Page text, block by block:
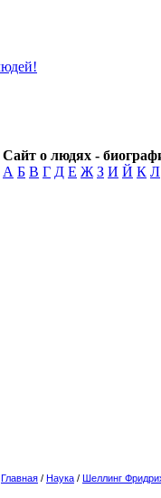
Сайт о людях -
А Б В Г Д Е Ж З И Й К Л
Главная / Наука / Шеллинг